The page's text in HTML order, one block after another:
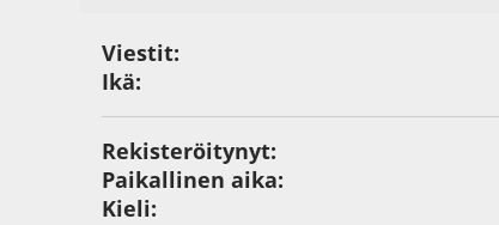
Viestit:
Ikä:
Rekisteröitynyt:
Paikallinen aika:
Kieli: